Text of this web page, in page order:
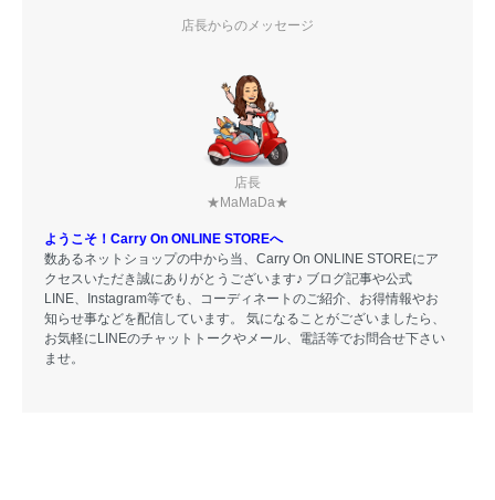
店長からのメッセージ
店長
★MaMaDa★
ようこそ！Carry On ONLINE STOREへ
数あるネットショップの中から当、Carry On ONLINE STOREにア
クセスいただき誠にありがとうございます♪ ブログ記事や公式
LINE、Instagram等でも、コーディネートのご紹介、お得情報やお
知らせ事などを配信しています。 気になることがございましたら、
お気軽にLINEのチャットトークやメール、電話等でお問合せ下さい
ませ。